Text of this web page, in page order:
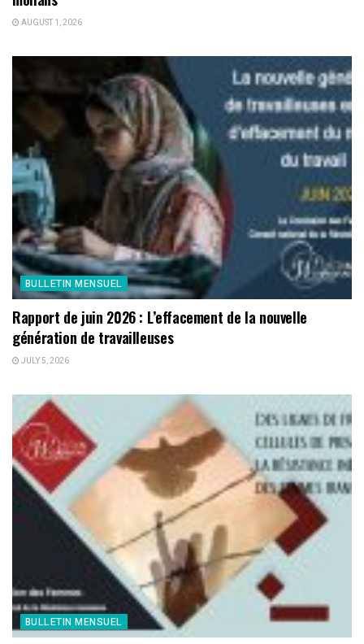
AUGUST 1, 2026
BULLETIN MENSUEL
Rapport de juin 2026 : L’effacement de la nouvelle
génération de travailleuses
JULY 5, 2026
BULLETIN MENSUEL